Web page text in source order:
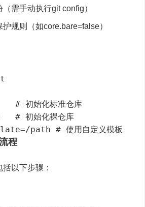
需手动执行git config）
规则（如core.bare=false）
始化标准仓库
初始化裸仓库
程
以下步骤：